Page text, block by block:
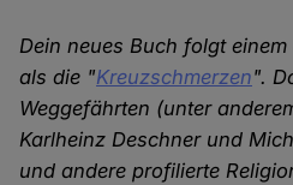
Dein neues Buch folgt
als die "Kreuzschmerzen".
Weggefährten (unter
Karlheinz Deschner und
und andere profilierte